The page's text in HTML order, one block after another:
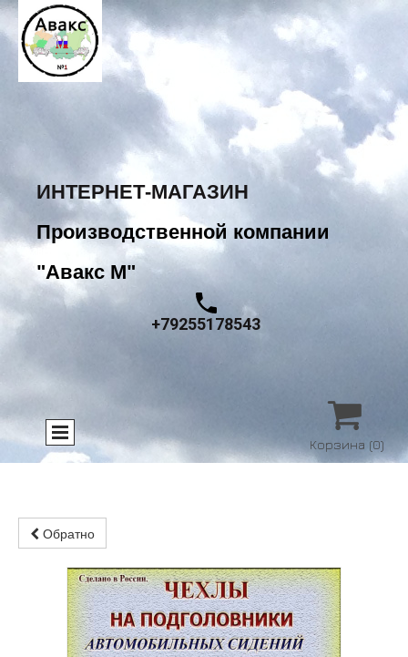
ИНТЕРНЕТ-МАГАЗИН
Производственной компании
"Авакс М"
+79255178543

Корзина (0)
Обратно